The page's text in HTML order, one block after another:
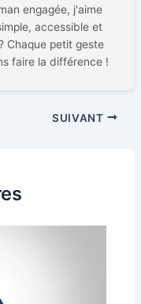
engagée, j'aime
accessible et
Chaque petit geste
faire la différence !
SUIVANT